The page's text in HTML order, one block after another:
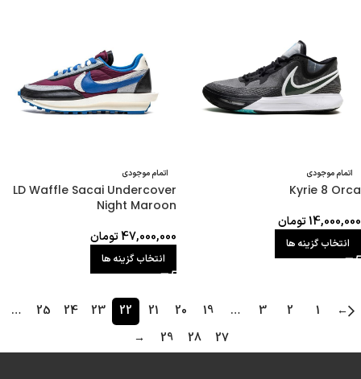
اتمام موجودی
Kyrie 8 Orca
14,000,000تومان
انتخاب گزینه ها
اتمام موجودی
LD Waffle Sacai Undercover
Night Maroon
47,000,000تومان
انتخاب گزینه ها
←
1
2
3
…
19
20
21
22
23
24
25
…
27
28
29
→